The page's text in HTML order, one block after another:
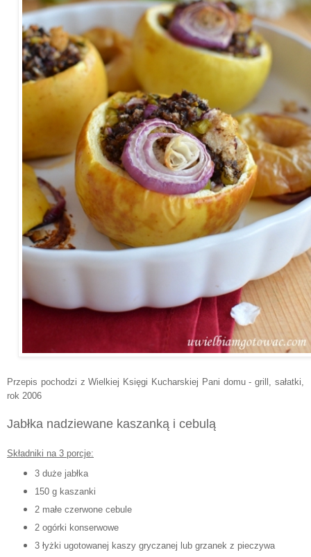
Przepis pochodzi z Wielkiej Księgi Kucharskiej Pani domu - grill, sałatki,
rok 2006
Jabłka nadziewane kaszanką i cebulą
Składniki na 3 porcje:
3 duże jabłka
150 g kaszanki
2 małe czerwone cebule
2 ogórki konserwowe
3 łyżki ugotowanej kaszy gryczanej lub grzanek z pieczywa